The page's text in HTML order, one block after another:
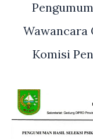
Wawancara
Komisi